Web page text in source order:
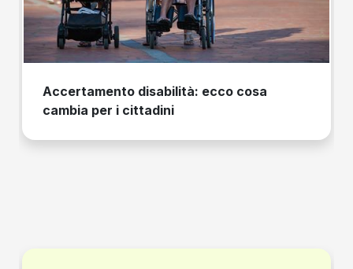
Accertamento disabilità: ecco cosa
cambia per i cittadini